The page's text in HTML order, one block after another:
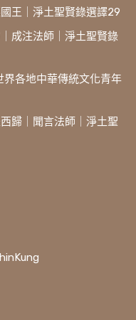
王｜淨土聖賢錄選譯29
成注法師｜淨土聖賢錄
各地中華傳統文化青年
歸｜聞言法師｜淨土聖